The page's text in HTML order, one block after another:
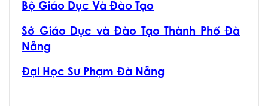
Bộ Giáo Dục Và Đào Tạo
Sở Giáo Dục và Đào Tạo Thành Phố Đà
Nẵng
Đại Học Sư Phạm Đà Nẵng